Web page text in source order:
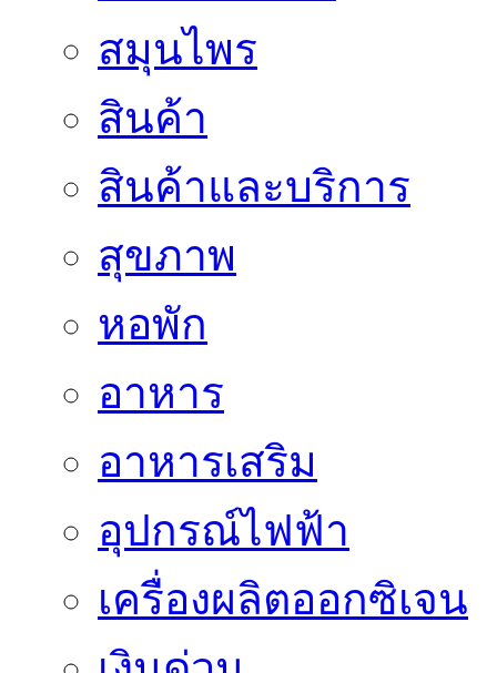
สมุนไพร
สินค้า
สินค้าและบริการ
สุขภาพ
หอพัก
อาหาร
อาหารเสริม
อุปกรณ์ไฟฟ้า
เครื่องผลิตออกซิเจน